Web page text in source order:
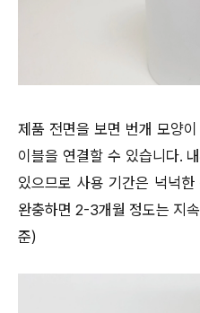
제품 전면을 보면 번개 모양
이블을 연결할 수 있습니다.
있으므로 사용 기간은 넉넉
완충하면 2-3개월 정도는 지
준)